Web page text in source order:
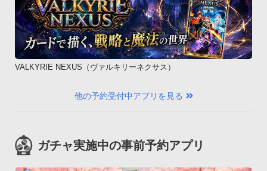
VALKYRIE NEXUS（ヴァルキリーネクサス）
他の予約受付中アプリを見る
ガチャ実施中の事前予約アプリ